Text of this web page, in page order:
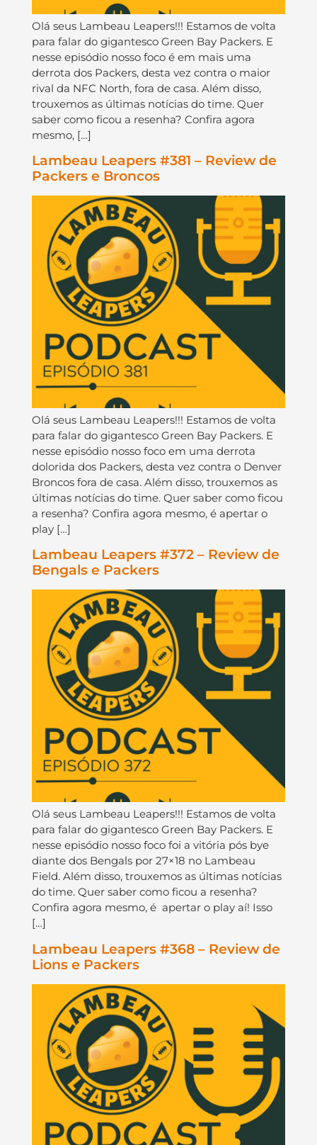
Olá seus Lambeau Leapers!!! Estamos de volta
para falar do gigantesco Green Bay Packers. E
nesse episódio nosso foco é em mais uma
derrota dos Packers, desta vez contra o maior
rival da NFC North, fora de casa. Além disso,
trouxemos as últimas notícias do time. Quer
saber como ficou a resenha? Confira agora
mesmo, […]
Lambeau Leapers #381 – Review de
Packers e Broncos
Olá seus Lambeau Leapers!!! Estamos de volta
para falar do gigantesco Green Bay Packers. E
nesse episódio nosso foco em uma derrota
dolorida dos Packers, desta vez contra o Denver
Broncos fora de casa. Além disso, trouxemos as
últimas notícias do time. Quer saber como ficou
a resenha? Confira agora mesmo, é apertar o
play […]
Lambeau Leapers #372 – Review de
Bengals e Packers
Olá seus Lambeau Leapers!!! Estamos de volta
para falar do gigantesco Green Bay Packers. E
nesse episódio nosso foco foi a vitória pós bye
diante dos Bengals por 27×18 no Lambeau
Field. Além disso, trouxemos as últimas notícias
do time. Quer saber como ficou a resenha?
Confira agora mesmo, é apertar o play aí! Isso
[…]
Lambeau Leapers #368 – Review de
Lions e Packers